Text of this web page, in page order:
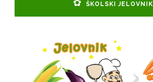
ŠKOLSKI JELOVNIK